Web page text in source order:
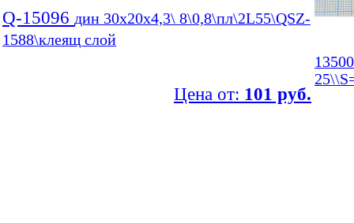
Q-15096 дин 30x20x4,3\ 8\0,8\пл\2L55\QSZ-
1588\клеящ слой
Цена от: 101 руб.